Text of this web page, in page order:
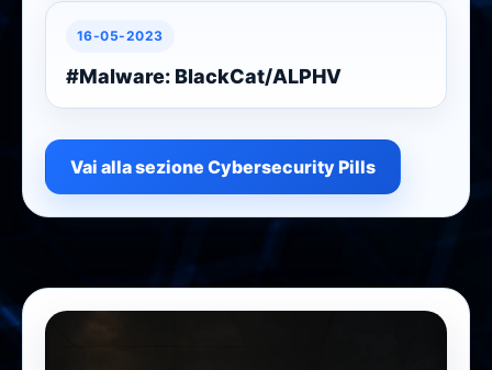
#Malware: BlackCat/ALPHV
16-05-2023
Vai alla sezione Cybersecurity Pills